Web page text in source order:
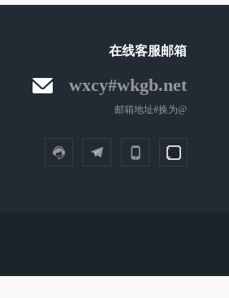
在线客服邮箱
wxcy#wkgb.net
邮箱地址#换为@